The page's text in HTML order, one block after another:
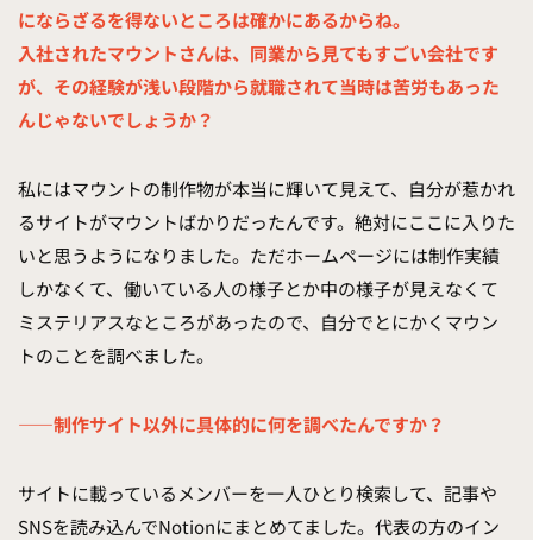
にならざるを得ないところは確かにあるからね。
入社されたマウントさんは、同業から見てもすごい会社です
が、その経験が浅い段階から就職されて当時は苦労もあった
んじゃないでしょうか？
私にはマウントの制作物が本当に輝いて見えて、自分が惹かれ
るサイトがマウントばかりだったんです。絶対にここに入りた
いと思うようになりました。ただホームページには制作実績
しかなくて、働いている人の様子とか中の様子が見えなくて
ミステリアスなところがあったので、自分でとにかくマウン
トのことを調べました。
——制作サイト以外に具体的に何を調べたんですか？
サイトに載っているメンバーを一人ひとり検索して、記事や
SNSを読み込んでNotionにまとめてました。代表の方のイン